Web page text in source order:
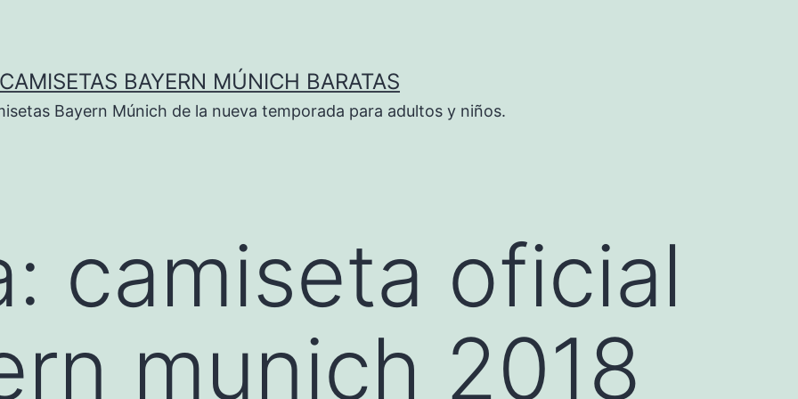
CAMISETAS BAYERN MÚNICH BARATAS
Bayern Múnich de la nueva temporada para adultos y niños.
camiseta oficial
munich 2018